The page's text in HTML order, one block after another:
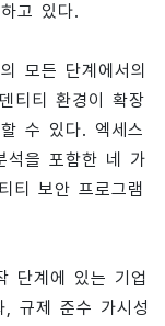
고 있다.
모든 단계에서의
티티 환경이 확장
수 있다. 엑세스
석을 포함한 네 가
티 보안 프로그램
단계에 있는 기업
규제 준수 가시성